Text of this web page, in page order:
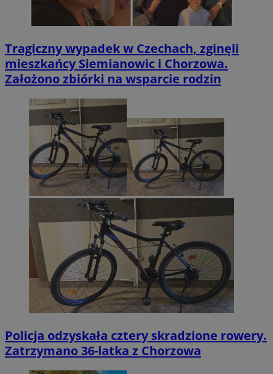
Tragiczny wypadek w Czechach, zginęli
mieszkańcy Siemianowic i Chorzowa.
Założono zbiórki na wsparcie rodzin
Policja odzyskała cztery skradzione rowery.
Zatrzymano 36-latka z Chorzowa